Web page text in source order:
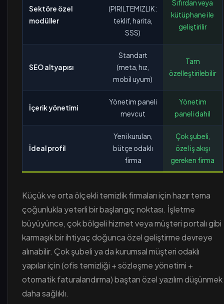
Sektöre özel
modüller
(PIRILTEMIZLIK:
teklif, harita,
SSS)
Sıfırdan veya
kütüphane ile
geliştirilir
SEO altyapısı
Standart
(meta, hız,
mobil uyum)
Tam
özelleştirilebilir
İçerik yönetimi
Yönetim paneli
mevcut
Yönetim
paneli dahil
İdeal profil
Yeni kurulan,
bütçe odaklı
firma
Çok şubeli,
özel iş akışı
gereken firma
Küçük ve orta ölçekli temizlik firmaları için hazır tema
çoğunlukla yeterli bir başlangıç noktası. İşletme
büyüyünce, çok bölgeli hizmet veya müşteri portalı gibi
karmaşık bir ihtiyaç doğunca özel geliştirme devreye
alınabilir. Çok şubeli ya da kurumsal müşteri odaklı
yapılar için (ofis temizliği + sözleşme yönetimi +
otomatik faturalandırma) baştan özel yazılım düşünmek
daha sağlıklı.